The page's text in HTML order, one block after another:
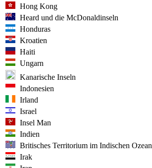
Hong Kong
Heard und die McDonaldinseln
Honduras
Kroatien
Haiti
Ungarn
Kanarische Inseln
Indonesien
Irland
Israel
Insel Man
Indien
Britisches Territorium im Indischen Ozean
Irak